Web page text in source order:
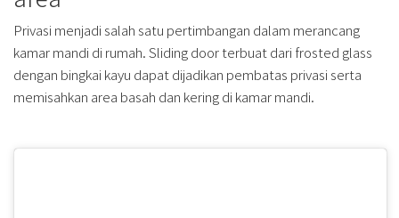
Privasi menjadi salah satu pertimbangan dalam merancang
kamar mandi di rumah. Sliding door terbuat dari frosted glass
dengan bingkai kayu dapat dijadikan pembatas privasi serta
memisahkan area basah dan kering di kamar mandi.